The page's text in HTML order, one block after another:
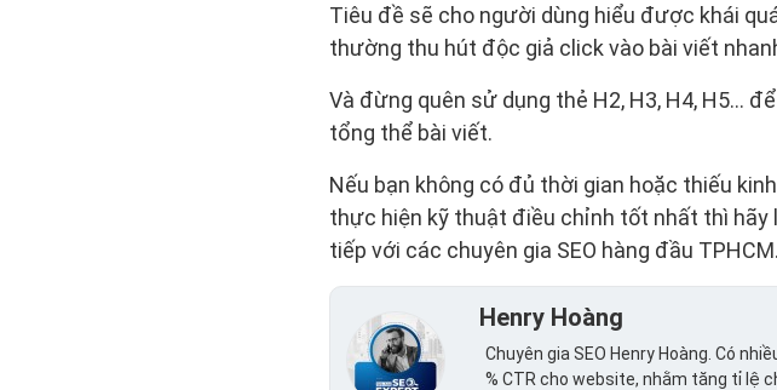
Tiêu đề sẽ cho người dùng hiểu được khái
thường thu hút độc giả click vào bài viết
Và đừng quên sử dụng thẻ H2, H3, H4, H5…
tổng thể bài viết.
Nếu bạn không có đủ thời gian hoặc thiếu
thực hiện kỹ thuật điều chỉnh tốt nhất thì hãy
tiếp với các chuyên gia SEO hàng đầu TPHCM.
Henry Hoàng
Chuyên gia SEO Henry Hoàng. Có
% CTR cho website, nhằm tăng tỉ lệ